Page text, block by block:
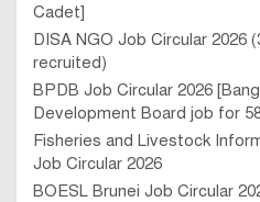
Cadet]
DISA NGO Job Circular 2026
recruited)
BPDB Job Circular 2026
Development Board job for
Fisheries and Livestock
Job Circular 2026
BOESL Brunei Job Circular